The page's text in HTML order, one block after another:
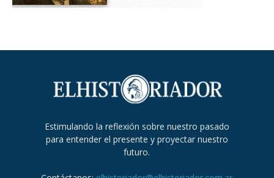
Estimulando la reflexión sobre nuestro pasado
para entender el presente y proyectar nuestro
futuro.